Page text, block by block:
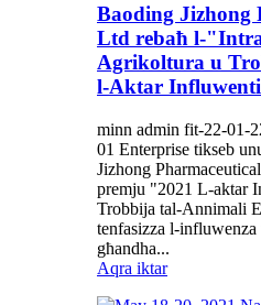
Baoding Jizhong
Ltd rebaħ l-
Agrikoltura u
l-Aktar
minn admin fit-22-01-
01 Enterprise tikseb
Jizhong
premju "2021 L-aktar
Trobbija tal-Annimali
tenfasizza l-
għandha...
Aqra iktar